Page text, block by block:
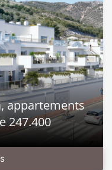
appartements
247.400